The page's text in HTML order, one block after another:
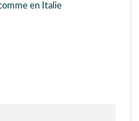
en Italie